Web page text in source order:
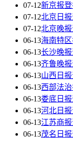
07-12新京报
07-12北京日
07-12北京晚
06-13海南特
06-13长沙晚
06-13齐鲁晚
06-13山西日
06-13西部法
06-13娄底日
06-13河北日
06-13江苏商
06-13茂名日